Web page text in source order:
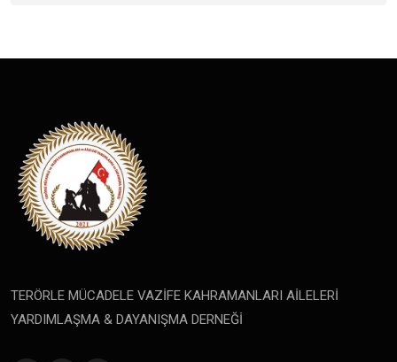
TERÖRLE MÜCADELE VAZİFE KAHRAMANLARI AİLELERİ
YARDIMLAŞMA & DAYANIŞMA DERNEĞİ